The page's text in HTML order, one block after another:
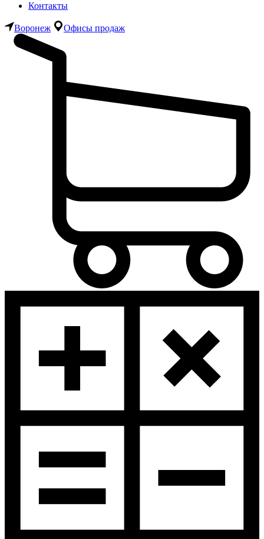
Контакты
Воронеж Офисы продаж